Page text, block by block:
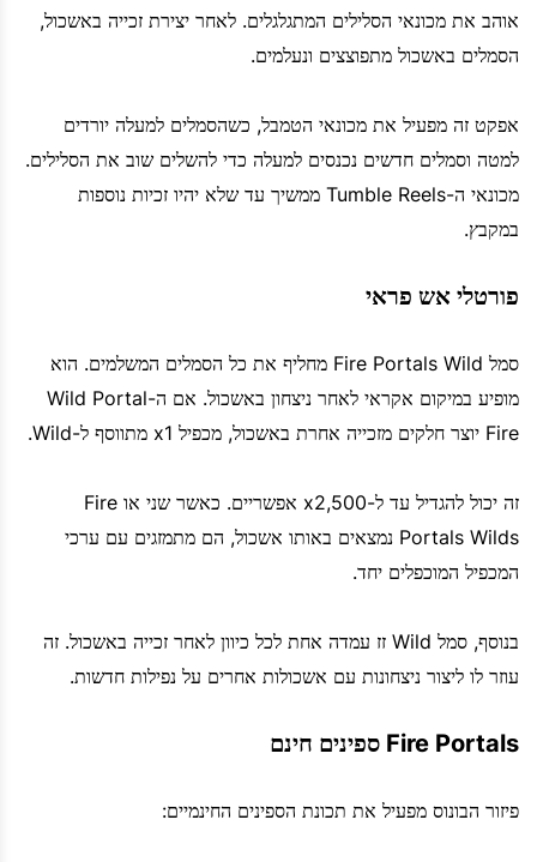
אוהב את מכונאי הסלילים המתגלגלים. לאחר יצירת זכייה באשכול,
הסמלים באשכול מתפוצצים ונעלמים.
אפקט זה מפעיל את מכונאי הטמבל, כשהסמלים למעלה יורדים
למטה וסמלים חדשים נכנסים למעלה כדי להשלים שוב את הסלילים.
מכונאי ה-Tumble Reels ממשיך עד שלא יהיו זכיות נוספות
במקבץ.
פורטלי אש פראי
סמל Fire Portals Wild מחליף את כל הסמלים המשלמים. הוא
מופיע במיקום אקראי לאחר ניצחון באשכול. אם ה-Wild Portal
Fire יוצר חלקים מזכייה אחרת באשכול, מכפיל x1 מתווסף ל-Wild.
זה יכול להגדיל עד ל-x2,500 אפשריים. כאשר שני או Fire
Portals Wilds נמצאים באותו אשכול, הם מתמזגים עם ערכי
המכפיל המוכפלים יחד.
בנוסף, סמל Wild זז עמדה אחת לכל כיוון לאחר זכייה באשכול. זה
עוזר לו ליצור ניצחונות עם אשכולות אחרים על נפילות חדשות.
Fire Portals ספינים חינם
פיזור הבונוס מפעיל את תכונת הספינים החינמיים: